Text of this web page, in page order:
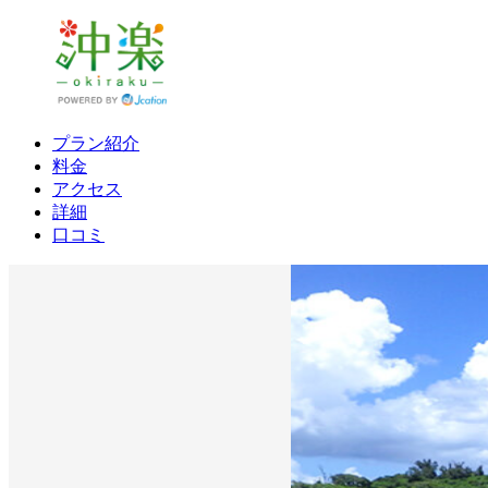
プラン紹介
料金
アクセス
詳細
口コミ